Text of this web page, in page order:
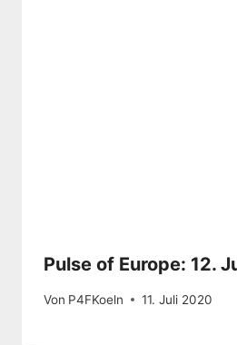
Pulse of Europe: 12.
Von P4FKoeln 11. Juli 2020